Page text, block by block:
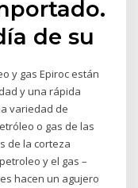
de su
y gas Epiroc están
y una rápida
variedad de
o gas de las
de la corteza
y el gas –
hacen un agujero